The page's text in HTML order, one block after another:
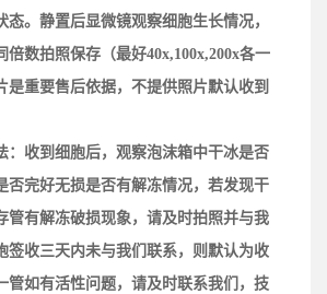
态。 静置后显微镜观察细胞生长情况，
倍数拍照保存（最好40x,100x,200x各一
是重要售后依据，不提供照片默认收到
收到细胞后，观察泡沫箱中干冰是否
否完好无损是否有解冻情况，若发现干
管有解冻破损现象，请及时拍照并与我
签收三天内未与我们联系，则默认为收
管如有活性问题，请及时联系我们，技